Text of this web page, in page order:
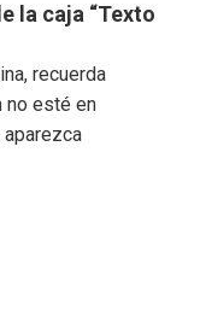
la caja “Texto
recuerda
no esté en